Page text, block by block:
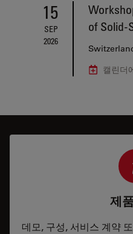
15
SEP
2026
of Solid-
캘린더
제
데모, 구성, 서비스 계약